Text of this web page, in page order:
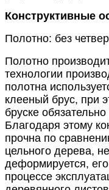
Конструктивные
Полотно: без
Полотно
технологии
полотна
клееный брус, при
бруске
Благодаря этому
прочна по
цельного дерева,
деформируется,
процессе